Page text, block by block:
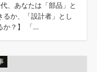
、あなたは「部品」と
るか、「設計者」とし
か？】 「...